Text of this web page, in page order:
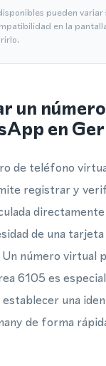
pueden variar
en la
un
en
de teléfono
registrar y
de una
número virtual
6105 es
una
de forma